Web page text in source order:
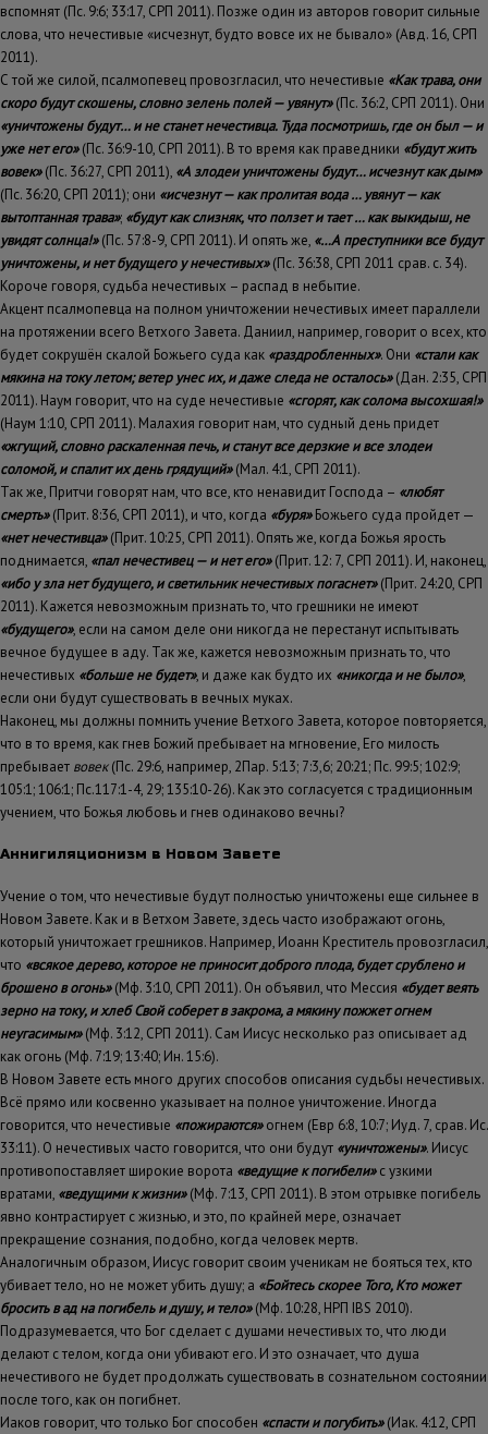
вспомнят (Пс. 9:6; 33:17, СРП 2011). Позже один из авторов говорит сильные
слова, что нечестивые «исчезнут, будто вовсе их не бывало» (Авд. 16, СРП
2011).
С той же силой, псалмопевец провозгласил, что нечестивые «Как трава, они
скоро будут скошены, словно зелень полей — увянут»(Пс. 36:2, СРП 2011). Они
«уничтожены будут… и не станет нечестивца. Туда посмотришь, где он был — и
уже нет его»(Пс. 36:9-10, СРП 2011). В то время как праведники «будут жить
вовек»(Пс. 36:27, СРП 2011), «А злодеи уничтожены будут… исчезнут как дым»
(Пс. 36:20, СРП 2011); они «исчезнут — как пролитая вода … увянут — как
вытоптанная трава»; «будут как слизняк, что ползет и тает … как выкидыш, не
увидят солнца!»(Пс. 57:8-9, СРП 2011). И опять же, «…А преступники все будут
уничтожены, и нет будущего у нечестивых»(Пс. 36:38, СРП 2011 срав. с. 34).
Короче говоря, судьба нечестивых – распад в небытие.
Акцент псалмопевца на полном уничтожении нечестивых имеет параллели
на протяжении всего Ветхого Завета. Даниил, например, говорит о всех, кто
будет сокрушён скалой Божьего суда как «раздробленных». Они «стали как
мякина на току летом; ветер унес их, и даже следа не осталось»(Дан. 2:35, СРП
2011). Наум говорит, что на суде нечестивые «сгорят, как солома высохшая!»
(Наум 1:10, СРП 2011). Малахия говорит нам, что судный день придет
«жгущий, словно раскаленная печь, и станут все дерзкие и все злодеи
соломой, и спалит их день грядущий»(Мал. 4:1, СРП 2011).
Так же, Притчи говорят нам, что все, кто ненавидит Господа – «любят
смерть»(Прит. 8:36, СРП 2011), и что, когда «буря»Божьего суда пройдет —
«нет нечестивца»(Прит. 10:25, СРП 2011). Опять же, когда Божья ярость
поднимается, «пал нечестивец — и нет его»(Прит. 12: 7, СРП 2011). И, наконец,
«ибо у зла нет будущего, и светильник нечестивых погаснет»(Прит. 24:20, СРП
2011). Кажется невозможным признать то, что грешники не имеют
«будущего», если на самом деле они никогда не перестанут испытывать
вечное будущее в аду. Так же, кажется невозможным признать то, что
нечестивых «больше не будет», и даже как будто их «никогда и не было»,
если они будут существовать в вечных муках.
Наконец, мы должны помнить учение Ветхого Завета, которое повторяется,
что в то время, как гнев Божий пребывает на мгновение, Его милость
пребывает вовек(Пс. 29:6, например, 2Пар. 5:13; 7:3,6; 20:21; Пс. 99:5; 102:9;
105:1; 106:1; Пс.117:1-4, 29; 135:10-26). Как это согласуется с традиционным
учением, что Божья любовь и гнев одинаково вечны?
Аннигиляционизм в Новом Завете
Учение о том, что нечестивые будут полностью уничтожены еще сильнее в
Новом Завете. Как и в Ветхом Завете, здесь часто изображают огонь,
который уничтожает грешников. Например, Иоанн Креститель провозгласил,
что «всякое дерево, которое не приносит доброго плода, будет срублено и
брошено в огонь»(Мф. 3:10, СРП 2011). Он объявил, что Мессия «будет веять
зерно на току, и хлеб Свой соберет в закрома, а мякину пожжет огнем
неугасимым»(Мф. 3:12, СРП 2011). Сам Иисус несколько раз описывает ад
как огонь (Мф. 7:19; 13:40; Ин. 15:6).
В Новом Завете есть много других способов описания судьбы нечестивых.
Всё прямо или косвенно указывает на полное уничтожение. Иногда
говорится, что нечестивые «пожираются»огнем (Евр 6:8, 10:7; Иуд. 7, срав. Ис.
33:11). О нечестивых часто говорится, что они будут «уничтожены». Иисус
противопоставляет широкие ворота «ведущие к погибели»с узкими
вратами, «ведущими к жизни»(Мф. 7:13, СРП 2011). В этом отрывке погибель
явно контрастирует с жизнью, и это, по крайней мере, означает
прекращение сознания, подобно, когда человек мертв.
Аналогичным образом, Иисус говорит своим ученикам не бояться тех, кто
убивает тело, но не может убить душу; а «Бойтесь скорее Того, Кто может
бросить в ад на погибель и душу, и тело»(Мф. 10:28, НРП IBS 2010).
Подразумевается, что Бог сделает с душами нечестивых то, что люди
делают с телом, когда они убивают его. И это означает, что душа
нечестивого не будет продолжать существовать в сознательном состоянии
после того, как он погибнет.
Иаков говорит, что только Бог способен «спасти и погубить»(Иак. 4:12, СРП